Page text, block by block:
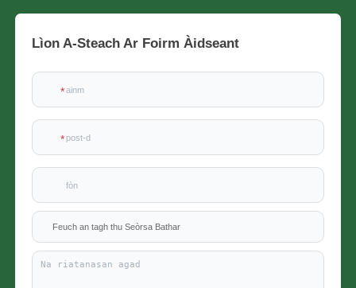
Lìon A-Steach Ar Foirm Àidseant
Feuch an tagh thu Seòrsa Bathar
Tha sinn an seo gus do cheistean a fhreagairt agus na fuasglaidhean lùtha a thoirt
seachad a fhreagras air na feumalachdan agad.